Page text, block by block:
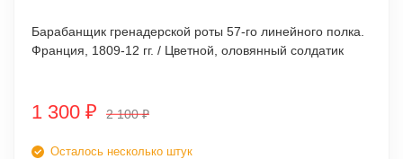
Барабанщик гренадерской роты 57-го линейного полка.
Франция, 1809-12 гг. / Цветной, оловянный солдатик
1 300 ₽ 2 100₽
Осталось несколько штук